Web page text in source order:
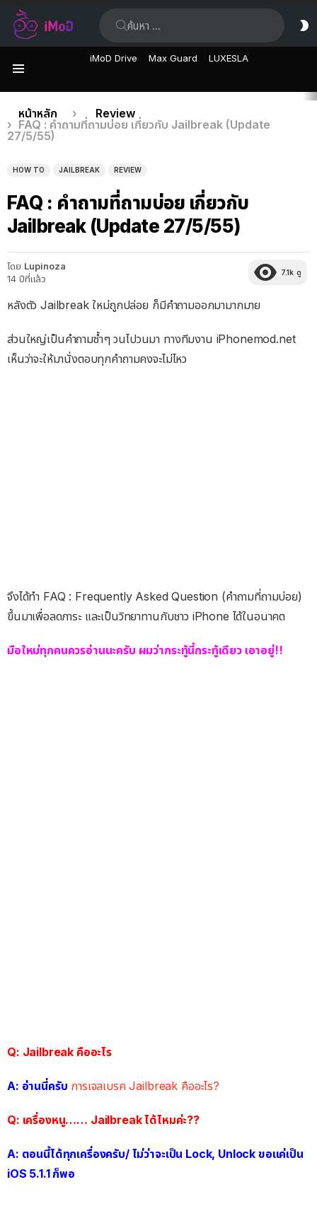
iMoD Drive Max Guard LUXESLA
เรื่อง
ล่าสุด
คุณอยู่ที่นี่:
หน้าหลัก
Review
FAQ : คำถามที่ถามบ่อย เกี่ยวกับ Jailbreak (Update
27/5/55)
HOW TO JAILBREAK REVIEW
FAQ : คำถามที่ถามบ่อย เกี่ยวกับ
Jailbreak (Update 27/5/55)
โดย Lupinoza
14 ปีที่แล้ว
7.1k ดู
หลังตัว Jailbreak ใหม่ถูกปล่อย ก็มีคำถามออกมามากมาย
ส่วนใหญ่เป็นคำถามซ้ำๆ วนไปวนมา ทางทีมงาน iPhonemod.net
เห็นว่าจะให้มานั่งตอบทุกคำถามคงจะไม่ไหว
จึงได้ทำ FAQ : Frequently Asked Question (คำถามที่ถามบ่อย)
ขึ้นมาเพื่อลดภาระ และเป็นวิทยาทานกับชาว iPhone ได้ในอนาคต
มือใหม่ทุกคนควรอ่านนะครับ ผมว่ากระทู้นี้กระทู้เดียว เอาอยู่!!
Q: Jailbreak คืออะไร
A: อ่านนี่ครับ การเจลเบรค Jailbreak คืออะไร?
Q: เครื่องหนู…… Jailbreak ได้ไหมค่ะ??
A: ตอนนี้ได้ทุกเครื่องครับ/ ไม่ว่าจะเป็น Lock, Unlock ขอแค่เป็น
iOS 5.1.1 ก็พอ